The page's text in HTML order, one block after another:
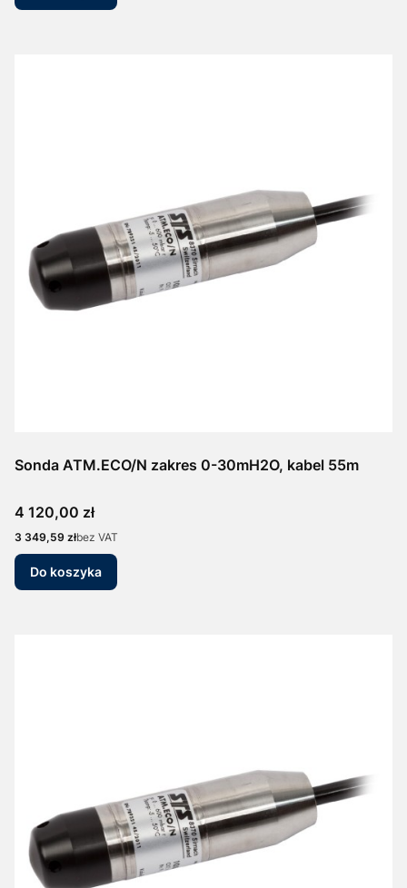
Sonda ATM.ECO/N zakres 0-30mH2O, kabel 55m
Cena
4 120,00 zł
Cena
3 349,59 złbez VAT
Do koszyka